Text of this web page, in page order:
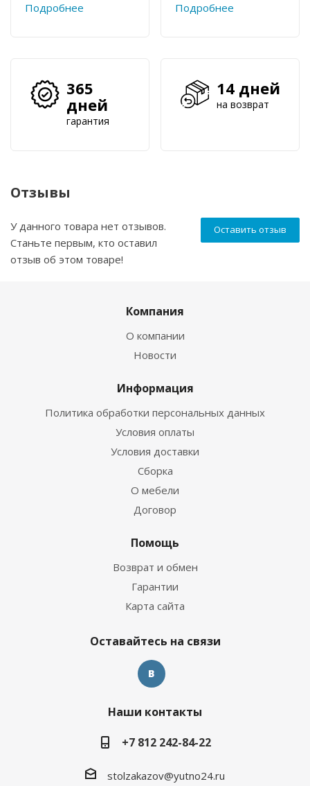
Подробнее
Подробнее
365
дней
гарантия
14 дней
на возврат
Отзывы
Оставить отзыв
У данного товара нет отзывов.
Станьте первым, кто оставил
отзыв об этом товаре!
Компания
О компании
Новости
Информация
Политика обработки персональных данных
Условия оплаты
Условия доставки
Сборка
О мебели
Договор
Помощь
Возврат и обмен
Гарантии
Карта сайта
Оставайтесь на связи
Наши контакты
+7 812 242-84-22
stolzakazov@yutno24.ru